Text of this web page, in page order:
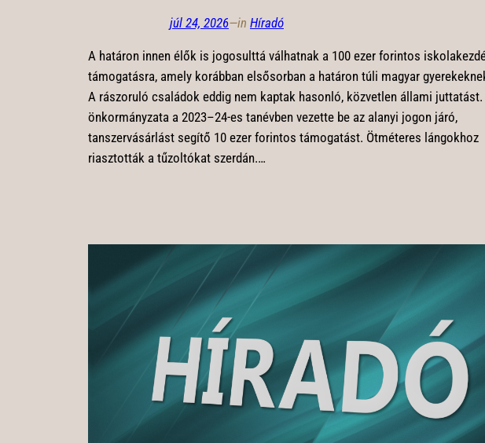
júl 24, 2026—in Híradó
A határon innen élők is jogosulttá válhatnak a 100 ezer forintos
támogatásra, amely korábban elsősorban a határon túli magyar
A rászoruló családok eddig nem kaptak hasonló, közvetlen állami
önkormányzata a 2023–24-es tanévben vezette be az alanyi jogon járó,
tanszervásárlást segítő 10 ezer forintos támogatást. Ötméteres lángokhoz
riasztották a tűzoltókat szerdán.…